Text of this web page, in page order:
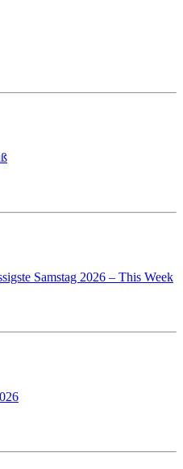
Samstag 2026 – This Week